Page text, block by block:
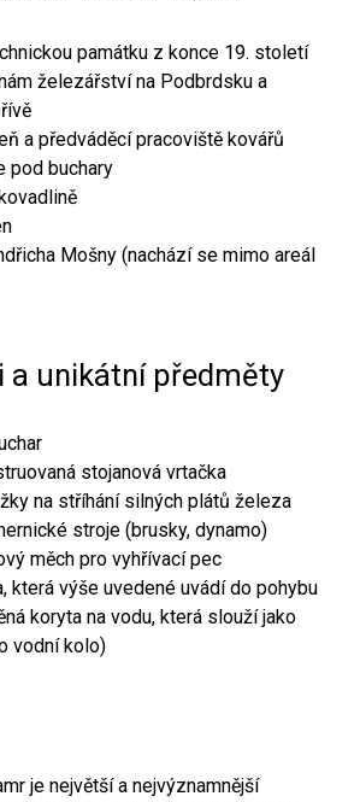
památku z konce 19. století
železářství na Podbrdsku a
a předváděcí pracoviště kovářů
pod buchary
Mošny (nachází se mimo areál
a unikátní předměty
stojanová vrtačka
na stříhání silných plátů železa
stroje (brusky, dynamo)
měch pro vyhřívací pec
která výše uvedené uvádí do pohybu
koryta na vodu, která slouží jako
vodní kolo)
je největší a nejvýznamnější